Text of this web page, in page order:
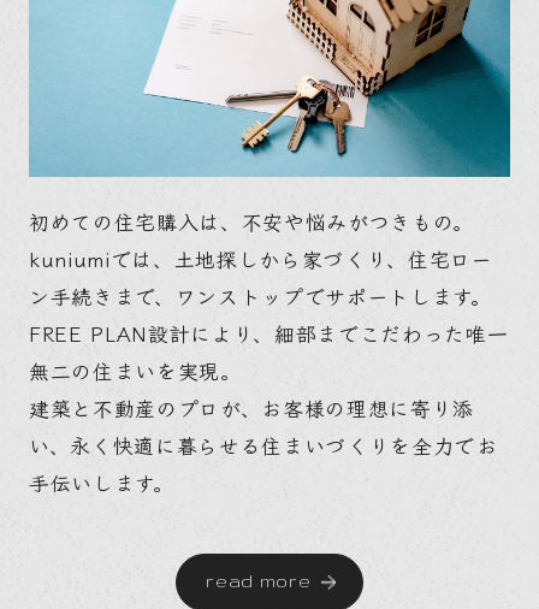
初めての住宅購入は、不安や悩みがつきもの。
kuniumiでは、土地探しから家づくり、住宅ロー
ン手続きまで、ワンストップでサポートします。
FREE PLAN設計により、細部までこだわった唯一
無二の住まいを実現。
建築と不動産のプロが、お客様の理想に寄り添
い、永く快適に暮らせる住まいづくりを全力でお
手伝いします。
read more